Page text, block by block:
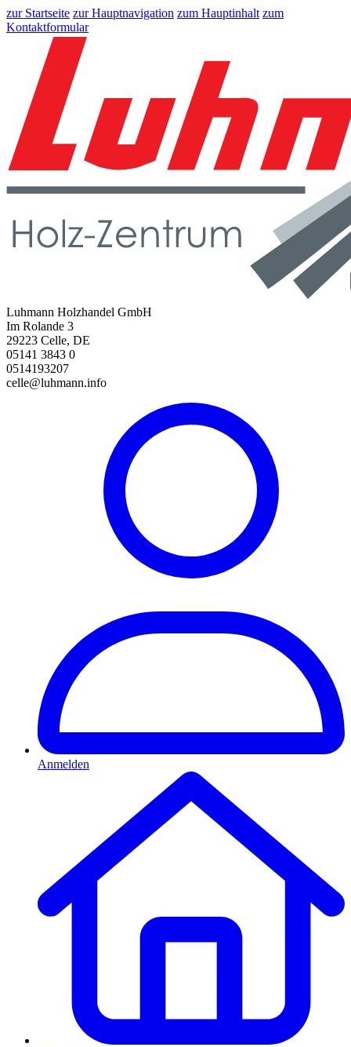
zur Startseite zur Hauptnavigation zum Hauptinhalt zum
Kontaktformular
Luhmann Holzhandel GmbH
Im Rolande 3
29223 Celle, DE
05141 3843 0
0514193207
celle@luhmann.info
Anmelden